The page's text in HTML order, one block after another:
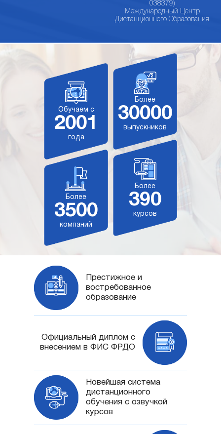
038379)
Международный Центр
Дистанционного Образования
Обучаем с
2001
года
Более
30000
выпускников
Более
3500
компаний
Более
390
курсов
Престижное и
востребованное
образование
Официальный диплом с
внесением в ФИС ФРДО
Новейшая система
дистанционного
обучения с озвучкой
курсов